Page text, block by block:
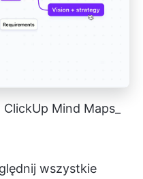
Mind Maps_
wszystkie